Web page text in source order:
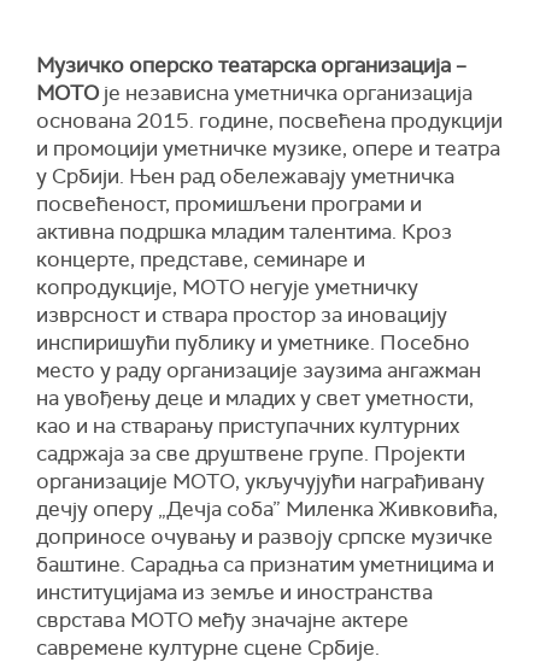
Музичко оперско театарска организација –
МОТО је независна уметничка организација
основана 2015. године, посвећена продукцији
и промоцији уметничке музике, опере и театра
у Србији. Њен рад обележавају уметничка
посвећеност, промишљени програми и
активна подршка младим талентима. Кроз
концерте, представе, семинаре и
копродукције, МОТО негује уметничку
изврсност и ствара простор за иновацију
инспиришући публику и уметнике. Посебно
место у раду организације заузима ангажман
на увођењу деце и младих у свет уметности,
као и на стварању приступачних културних
садржаја за све друштвене групе. Пројекти
организације МОТО, укључујући награђивану
дечју оперу „Дечја соба” Миленка Живковића,
доприносе очувању и развоју српске музичке
баштине. Сарадња са признатим уметницима и
институцијама из земље и иностранства
сврстава МОТО међу значајне актере
савремене културне сцене Србије.